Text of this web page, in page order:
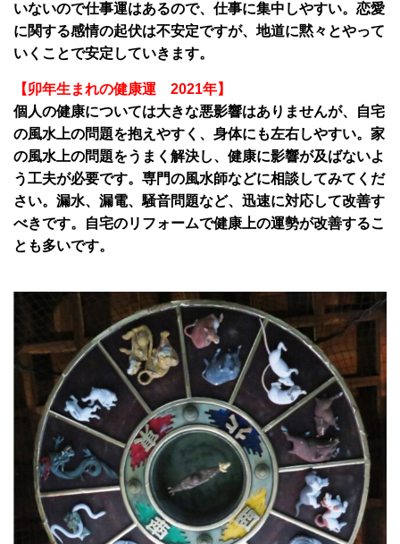
いないので仕事運はあるので、仕事に集中しやすい。恋愛
に関する感情の起伏は不安定ですが、地道に黙々とやって
いくことで安定していきます。
【卯年生まれの健康運 2021年】
個人の健康については大きな悪影響はありませんが、自宅
の風水上の問題を抱えやすく、身体にも左右しやすい。家
の風水上の問題をうまく解決し、健康に影響が及ばないよ
う工夫が必要です。専門の風水師などに相談してみてくだ
さい。漏水、漏電、騒音問題など、迅速に対応して改善す
べきです。自宅のリフォームで健康上の運勢が改善するこ
とも多いです。